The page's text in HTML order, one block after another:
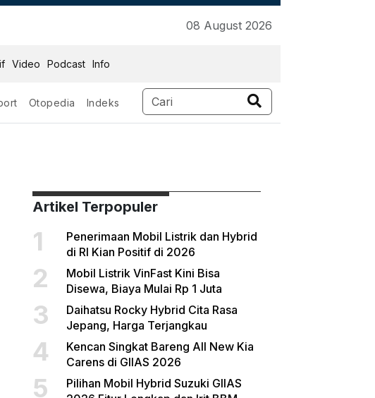
08 August 2026
Video Podcast Info
Otopedia Indeks
Artikel Terpopuler
1
Penerimaan Mobil Listrik dan Hybrid
di RI Kian Positif di 2026
2
Mobil Listrik VinFast Kini Bisa
Disewa, Biaya Mulai Rp 1 Juta
3
Daihatsu Rocky Hybrid Cita Rasa
Jepang, Harga Terjangkau
4
Kencan Singkat Bareng All New Kia
Carens di GIIAS 2026
5
Pilihan Mobil Hybrid Suzuki GIIAS